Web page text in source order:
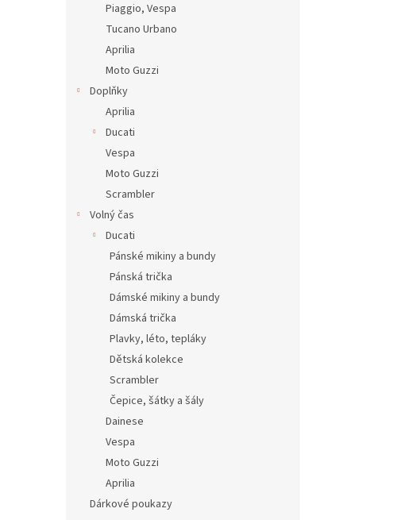
Piaggio, Vespa
Tucano Urbano
Aprilia
Moto Guzzi
Doplňky
Aprilia
Ducati
Vespa
Moto Guzzi
Scrambler
Volný čas
Ducati
Pánské mikiny a bundy
Pánská trička
Dámské mikiny a bundy
Dámská trička
Plavky, léto, tepláky
Dětská kolekce
Scrambler
Čepice, šátky a šály
Dainese
Vespa
Moto Guzzi
Aprilia
Dárkové poukazy